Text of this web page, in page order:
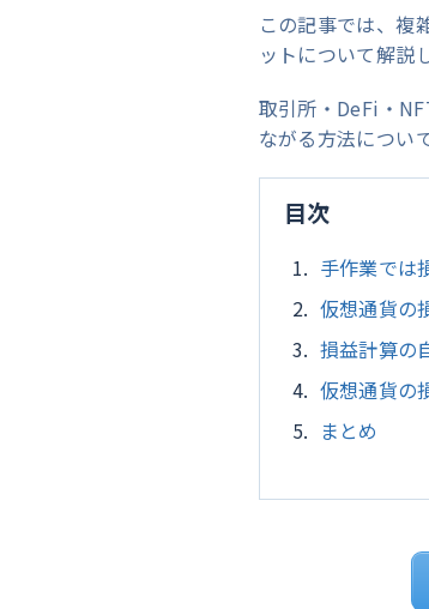
この記事では、複
ットについて解説
取引所・DeFi・
ながる方法につい
目次
手作業では
仮想通貨の
損益計算の
仮想通貨の
まとめ